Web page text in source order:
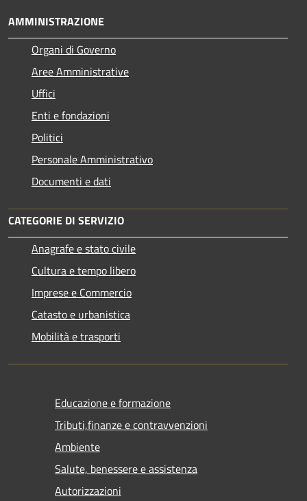
AMMINISTRAZIONE
Organi di Governo
Aree Amministrative
Uffici
Enti e fondazioni
Politici
Personale Amministrativo
Documenti e dati
CATEGORIE DI SERVIZIO
Anagrafe e stato civile
Cultura e tempo libero
Imprese e Commercio
Catasto e urbanistica
Mobilità e trasporti
Educazione e formazione
Tributi,finanze e contravvenzioni
Ambiente
Salute, benessere e assistenza
Autorizzazioni